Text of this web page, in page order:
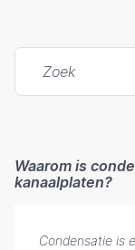
Waarom is
kanaalplaten?
Condensatie is